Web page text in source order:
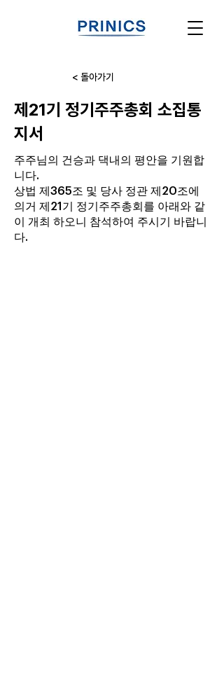
< 돌아가기
제21기 정기주주총회 소집통
지서
주주님의 건승과 댁내의 평안을 기원합
니다.
상법 제365조 및 당사 정관 제20조에
의거 제21기 정기주주총회를 아래와 같
이 개최 하오니 참석하여 주시기 바랍니
다.